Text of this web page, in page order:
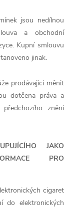
jsou nedílnou
a obchodní
Kupní smlouvu
jinak.
prodávající měnit
dotčena práva a
znění
JAKO
PRO
cigaret
do elektronických